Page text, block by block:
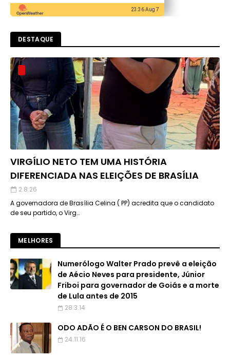
23:36 Aug 7
DESTAQUE
VIRGÍLIO NETO TEM UMA HISTÓRIA
DIFERENCIADA NAS ELEIÇÕES DE BRASÍLIA
2.8.26
A governadora de Brasília Celina ( PP) acredita que o candidato
de seu partido, o Virg…
MELHORES
Numerólogo Walter Prado prevê a eleição
de Aécio Neves para presidente, Júnior
Friboi para governador de Goiás e a morte
de Lula antes de 2015
28.3.14
ODO ADÃO É O BEN CARSON DO BRASIL!
24.11.16